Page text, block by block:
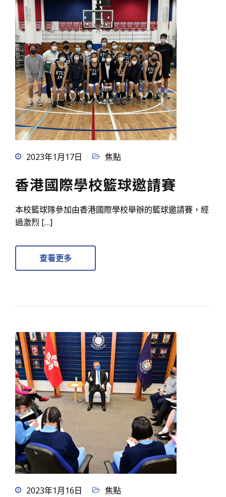
2023年1月17日 焦點
香港國際學校籃球邀請賽
本校籃球隊參加由香港國際學校舉辦的籃球邀請賽，經
過激烈 […]
查看更多
2023年1月16日 焦點